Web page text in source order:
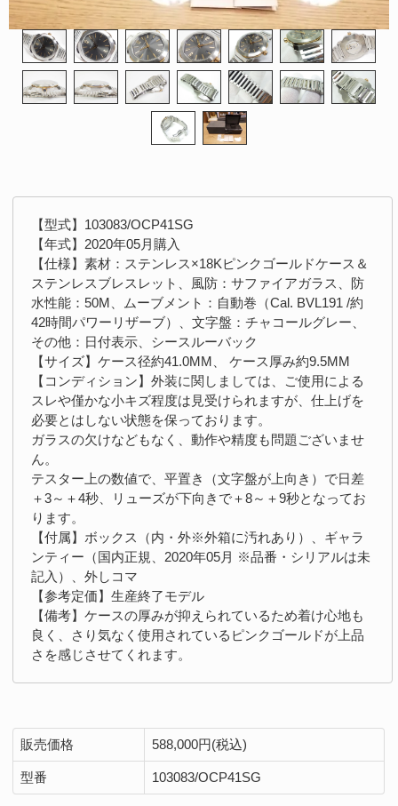
【型式】103083/OCP41SG
【年式】2020年05月購入
【仕様】素材：ステンレス×18Kピンクゴールドケース＆
ステンレスブレスレット、風防：サファイアガラス、防
水性能：50M、ムーブメント：自動巻（Cal. BVL191 /約
42時間パワーリザーブ）、文字盤：チャコールグレー、
その他：日付表示、シースルーバック
【サイズ】ケース径約41.0MM、 ケース厚み約9.5MM
【コンディション】外装に関しましては、ご使用による
スレや僅かな小キズ程度は見受けられますが、仕上げを
必要とはしない状態を保っております。
ガラスの欠けなどもなく、動作や精度も問題ございませ
ん。
テスター上の数値で、平置き（文字盤が上向き）で日差
＋3～＋4秒、リューズが下向きで＋8～＋9秒となってお
ります。
【付属】ボックス（内・外※外箱に汚れあり）、ギャラ
ンティー（国内正規、2020年05月 ※品番・シリアルは未
記入）、外しコマ
【参考定価】生産終了モデル
【備考】ケースの厚みが抑えられているため着け心地も
良く、さり気なく使用されているピンクゴールドが上品
さを感じさせてくれます。
販売価格 588,000円(税込)
型番 103083/OCP41SG